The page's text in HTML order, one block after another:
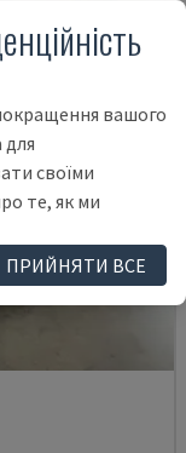
вашого
для
своїми
те, як ми
ПРИЙНЯТИ ВСЕ